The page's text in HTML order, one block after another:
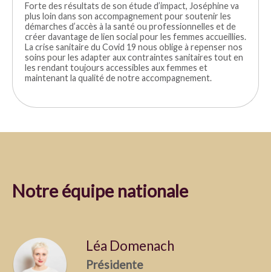
Forte des résultats de son étude d’impact, Joséphine va
plus loin dans son accompagnement pour soutenir les
démarches d’accès à la santé ou professionnelles et de
créer davantage de lien social pour les femmes accueillies.
La crise sanitaire du Covid 19 nous oblige à repenser nos
soins pour les adapter aux contraintes sanitaires tout en
les rendant toujours accessibles aux femmes et
maintenant la qualité de notre accompagnement.
Notre équipe nationale
Léa Domenach
Présidente